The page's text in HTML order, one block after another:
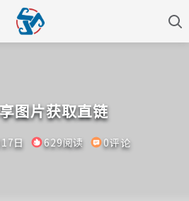
图片获取直链
日 629阅读 0评论